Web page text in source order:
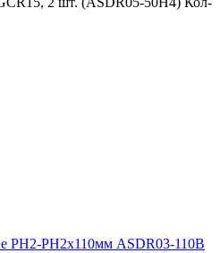
PH2-PH2х110мм ASDR03-110B